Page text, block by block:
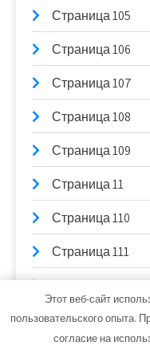
Страница 105
Страница 106
Страница 107
Страница 108
Страница 109
Страница 11
Страница 110
Страница 111
Страница 112
Страница 113
Этот веб-сайт
пользовательского опыта.
согласие на